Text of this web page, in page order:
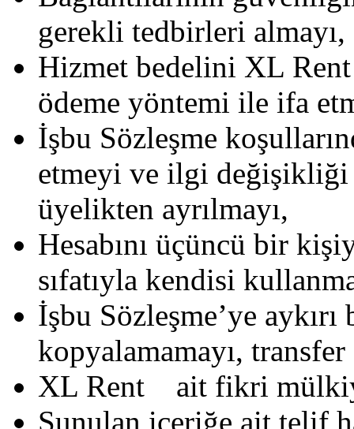
gerekli tedbirleri almayı,
Hizmet bedelini XL
ödeme yöntemi ile ifa
İşbu Sözleşme
etmeyi ve ilgi değişikliği
üyelikten ayrılmayı,
Hesabını üçüncü bir
sıfatıyla kendisi
İşbu Sözleşme’ye
kopyalamamayı,
XL Rent ait fikri
Sunulan içeriğe ait telif